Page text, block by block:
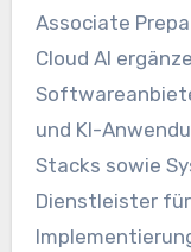
Associate
Cloud AI
und KI-
Stacks sowie
Dienstleister